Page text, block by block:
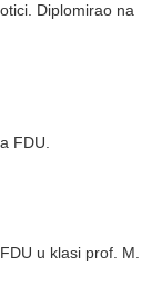
Diplomirao na
FDU.
u klasi prof. M.